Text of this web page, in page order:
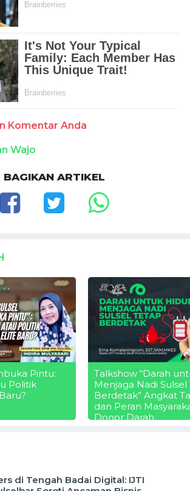
Komentar Anda
Wajo
BAGIKAN ARTIKEL
Pintu:
Politik
Talkshow “Darah
Menjaga Nadi Sulsel
Berdetak” Angkat
dan Peran
Donor Darah
di Tengah Badai Digital: IJTI